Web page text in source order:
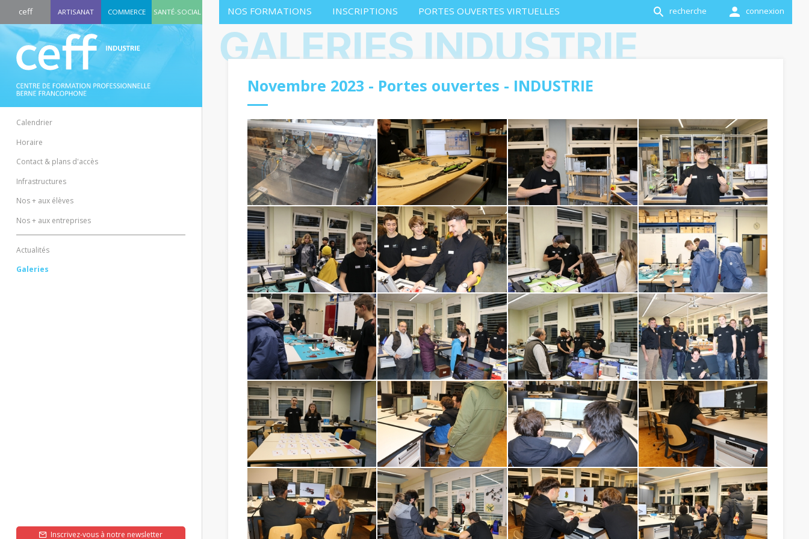
recherche connexion
NOS FORMATIONS INSCRIPTIONS PORTES OUVERTES VIRTUELLES
GALERIES INDUSTRIE
Novembre 2023 - Portes ouvertes - INDUSTRIE
ceff ARTISANAT COMMERCE SANTÉ-SOCIAL
Calendrier
Horaire
Contact & plans d'accès
Infrastructures
Nos + aux élèves
Nos + aux entreprises
Actualités
Galeries
Inscrivez-vous à notre newsletter